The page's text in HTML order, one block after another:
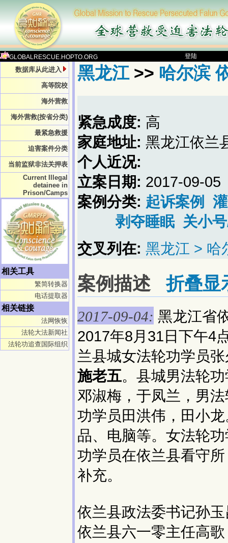
GLOBALRESCUE.HOPTO.ORG 登陆
数据库从此进入
高等院校
海外营救
海外营救(按省分类)
最紧急救援
迫害案件分类
当前监狱非法关押表
Current Illegal
detainee in
Prison/Camps
相关工具
繁简转换器
电话提取器
相关链接
法网恢恢
法轮大法新闻社
法轮功追查国际组织
黑龙江>> 哈尔滨
紧急成度: 高
家庭地址: 黑龙江依兰
个人近况:
立案日期: 2017-09-05
案例分类: 起诉案例
剥夺睡眠 关小
交叉列在: 黑龙江 > 哈
案例描述折叠显
2017-09-04: 黑龙江省
2017年8月31日下午4
兰县城女法轮功学员
施老五。县城男法轮
邓淑梅，于凤兰，男
功学员田洪伟，田小
品、电脑等。女法轮
功学员在依兰县看守
补充。
依兰县政法委书记孙
依兰县六一零主任高